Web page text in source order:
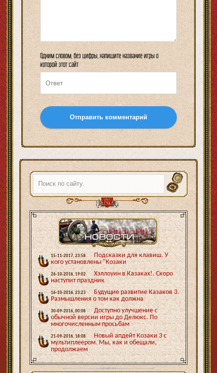
Одним словом, без цифры, напишите название игры о
которой этот сайт
Отправить комментарий
15-11-2017, 23:58
Подсказки для клавиш. У
кого установлены "Козаки
26-10-2016, 19:02
Хэллоуин в Казаках!. Скоро
наступит праздник
16-10-2016, 23:23
Будущие развитие Казаков 3.
Размышления о том как должна
30-09-2016, 00:08
Доступно улучшение с
обычной версии игры до Делюкс. По
многочисленным просьбам
21-09-2016, 18:08
Новый апдейт Козаки 3 с
мультиплеером. Мы, как и обещали,
продолжаем